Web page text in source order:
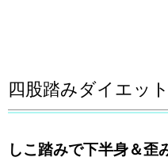
四股踏みダイエッ
しこ踏みで下半身＆歪